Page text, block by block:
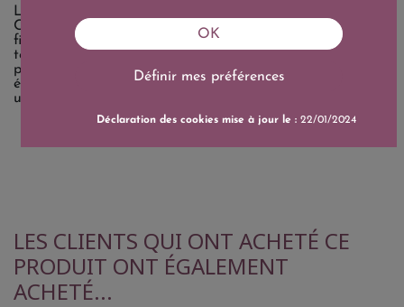
Les rouges sont issus de cépages autochtones comme le
Côt, le Cabernet Franc et le Grolleau, travaillés avec
finesse. Chaque cuvée reflète un équilibre entre exigence
technique et respect de la nature. Le domaine est reconnu
pour ses blancs racés, ses rouges fruités et ses bulles
élégantes. Visites et dégustations sur rendez-vous dans
un cadre authentique.
LES CLIENTS QUI ONT ACHETÉ CE
PRODUIT ONT ÉGALEMENT
ACHETÉ...
Définir mes préférences
OK
Déclaration des cookies mise à jour le :22/01/2024